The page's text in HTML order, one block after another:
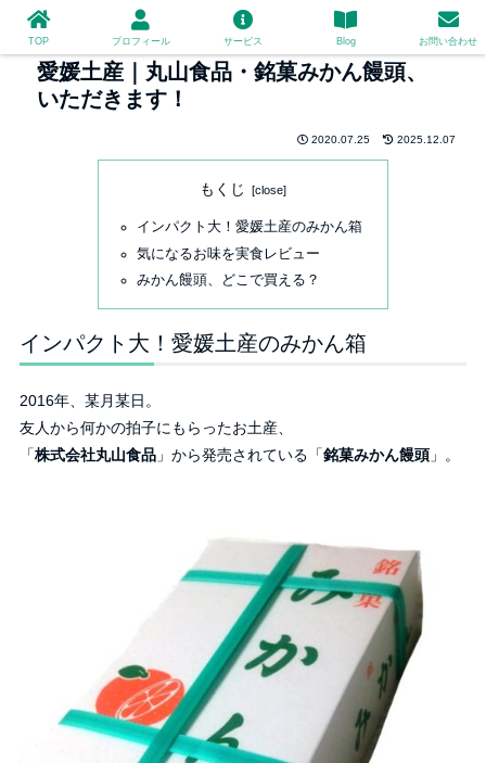
愛媛土産｜丸山食品・銘菓みかん饅頭、
いただきます！
2020.07.25 2025.12.07
もくじ
インパクト大！愛媛土産のみかん箱
気になるお味を実食レビュー
みかん饅頭、どこで買える？
インパクト大！愛媛土産のみかん箱
2016年、某月某日。
友人から何かの拍子にもらったお土産、
「株式会社丸山食品 」から発売されている「銘菓みかん饅頭 」。
TOP プロフィール サービス Blog お問い合わせ